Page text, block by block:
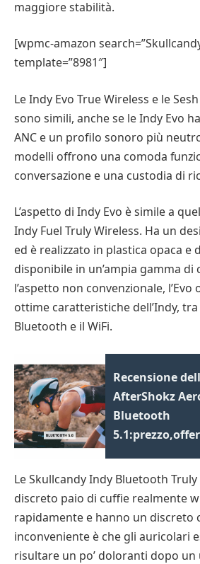
maggiore stabilità.
[wpmc-amazon
template=”8981″]
Le Indy Evo True Wireless e le
sono simili, anche se le Indy Evo
ANC e un profilo sonoro più
modelli offrono una comoda
conversazione e una custodia di
L’aspetto di Indy Evo è simile a
Indy Fuel Truly Wireless. Ha un
ed è realizzato in plastica opaca e
disponibile in un’ampia gamma
l’aspetto non convenzionale, l’Evo
ottime caratteristiche dell’Indy,
Bluetooth e il WiFi.
Recensione
AfterShokz
Bluetooth
Le Skullcandy Indy Bluetooth
discreto paio di cuffie realmente
rapidamente e hanno un discreto
inconveniente è che gli auricolari
risultare un po’ doloranti dopo